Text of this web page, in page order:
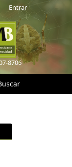
8706
Entrar